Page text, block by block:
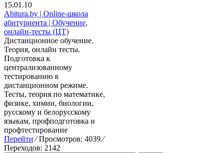
15.01.10
Abitura.by | Online-школа
абитуриента | Обучение,
онлайн-тесты (ЦТ)
Дистанционное обучение.
Теория, онлайн тесты.
Подготовка к
централизованному
тестированию в
дистанционном режиме.
Тесты, теория по математике,
физике, химии, биологии,
русскому и белорусскому
языкам, профподготовка и
профтестирование
Перейти ⁄Просмотров: 4039⁄
Переходов: 2142